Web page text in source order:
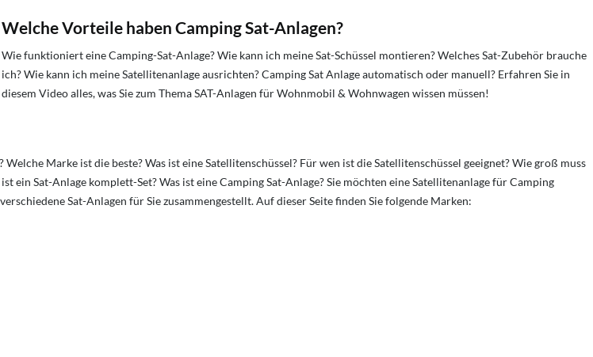
Welche Vorteile haben Camping Sat-Anlagen?
Wie funktioniert eine Camping-Sat-Anlage? Wie kann ich meine Sat-Schüssel montieren? Welches Sat-Zubehör brauche
ich? Wie kann ich meine Satellitenanlage ausrichten? Camping Sat Anlage automatisch oder manuell? Erfahren Sie in
diesem Videoalles, was Sie zum Thema SAT-Anlagen für Wohnmobil & Wohnwagen wissen müssen!
Welche Marke ist die beste?Was ist eine Satellitenschüssel? Für wen ist die Satellitenschüssel geeignet?Wie groß muss
ein Sat-Anlage komplett-Set? Was ist eine Camping Sat-Anlage? Sie möchten eine Satellitenanlage für Camping
Sat-Anlagen für Sie zusammengestellt. Auf dieser Seite finden Sie folgende Marken: